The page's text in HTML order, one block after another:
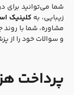
شما می‌توانید برای
زیبایی، بهکلینیک
مشاوره، شما با روند
و سوالات خود را از
پرداخت